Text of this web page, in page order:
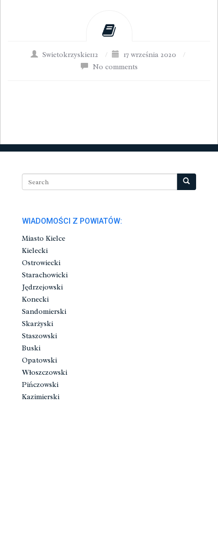
Swietokrzyskie112 / 17 września 2020
/
No comments
WIADOMOŚCI Z POWIATÓW:
Miasto Kielce
Kielecki
Ostrowiecki
Starachowicki
Jędrzejowski
Konecki
Sandomierski
Skarżyski
Staszowski
Buski
Opatowski
Włoszczowski
Pińczowski
Kazimierski